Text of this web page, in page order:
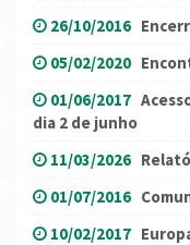
26/10/2016
05/02/2020
01/06/2017
dia 2 de junho
11/03/2026
01/07/2016
10/02/2017